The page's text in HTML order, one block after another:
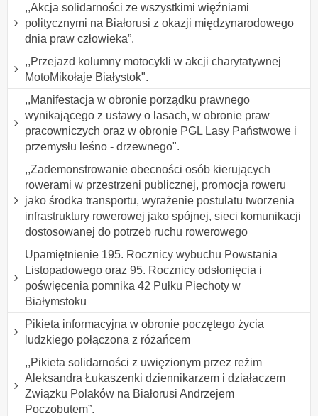
,,Akcja solidarności ze wszystkimi więźniami
politycznymi na Białorusi z okazji międzynarodowego
dnia praw człowieka”.
,,Przejazd kolumny motocykli w akcji charytatywnej
MotoMikołaje Białystok".
,,Manifestacja w obronie porządku prawnego
wynikającego z ustawy o lasach, w obronie praw
pracowniczych oraz w obronie PGL Lasy Państwowe i
przemysłu leśno - drzewnego".
,,Zademonstrowanie obecności osób kierujących
rowerami w przestrzeni publicznej, promocja roweru
jako środka transportu, wyrażenie postulatu tworzenia
infrastruktury rowerowej jako spójnej, sieci komunikacji
dostosowanej do potrzeb ruchu rowerowego
Upamiętnienie 195. Rocznicy wybuchu Powstania
Listopadowego oraz 95. Rocznicy odsłonięcia i
poświęcenia pomnika 42 Pułku Piechoty w
Białymstoku
Pikieta informacyjna w obronie poczętego życia
ludzkiego połączona z różańcem
,,Pikieta solidarności z uwięzionym przez reżim
Aleksandra Łukaszenki dziennikarzem i działaczem
Związku Polaków na Białorusi Andrzejem
Poczobutem”.